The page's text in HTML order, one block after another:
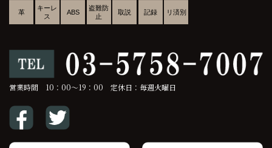
革
キーレ
ス
ABS
盗難防
止
取説 記録 リ済別
営業時間 10：00～19：00 定休日：毎週火曜日